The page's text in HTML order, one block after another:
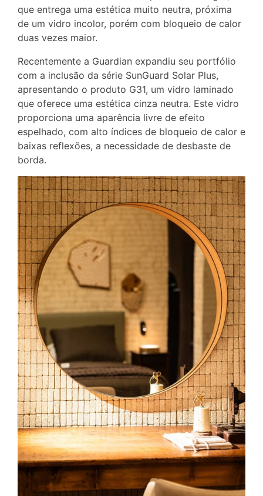
que entrega uma estética muito neutra, próxima
de um vidro incolor, porém com bloqueio de calor
duas vezes maior.
Recentemente a Guardian expandiu seu portfólio
com a inclusão da série SunGuard Solar Plus,
apresentando o produto G31, um vidro laminado
que oferece uma estética cinza neutra. Este vidro
proporciona uma aparência livre de efeito
espelhado, com alto índices de bloqueio de calor e
baixas reflexões, a necessidade de desbaste de
borda.